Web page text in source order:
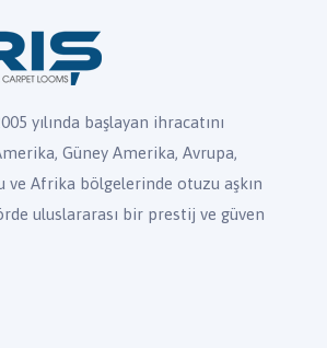
yılında başlayan ihracatını
Güney Amerika, Avrupa,
ve Afrika bölgelerinde otuzu aşkın
uluslararası bir prestij ve güven